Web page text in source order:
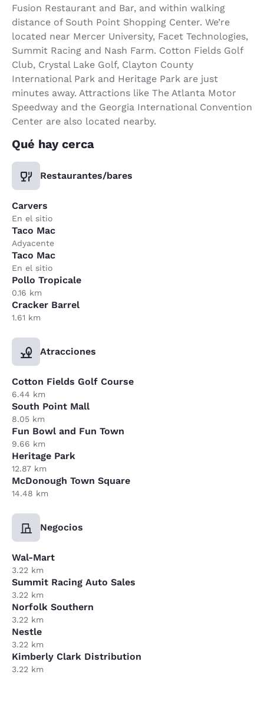
Fusion Restaurant and Bar, and within walking
distance of South Point Shopping Center. We’re
located near Mercer University, Facet Technologies,
Summit Racing and Nash Farm. Cotton Fields Golf
Club, Crystal Lake Golf, Clayton County
International Park and Heritage Park are just
minutes away. Attractions like The Atlanta Motor
Speedway and the Georgia International Convention
Center are also located nearby.
Qué hay cerca
Restaurantes/bares
Carvers
En el sitio
Taco Mac
Adyacente
Taco Mac
En el sitio
Pollo Tropicale
0.16 km
Cracker Barrel
1.61 km
Atracciones
Cotton Fields Golf Course
6.44 km
South Point Mall
8.05 km
Fun Bowl and Fun Town
9.66 km
Heritage Park
12.87 km
McDonough Town Square
14.48 km
Negocios
Wal-Mart
3.22 km
Summit Racing Auto Sales
3.22 km
Norfolk Southern
3.22 km
Nestle
3.22 km
Kimberly Clark Distribution
3.22 km